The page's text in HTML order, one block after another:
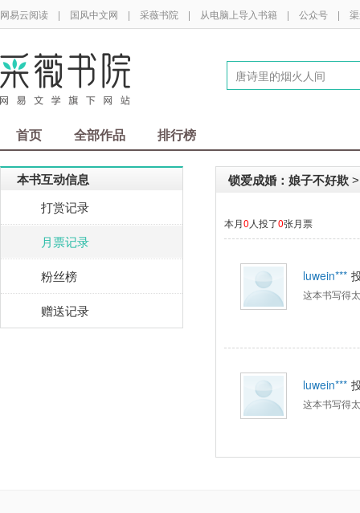
网易云阅读 | 国风中文网 | 采薇书院 | 从电脑上导入书籍 | 公众号 |
首页 全部作品 排行榜
本书互动信息
打赏记录
月票记录
粉丝榜
赠送记录
锁爱成婚：娘子不好欺 >
本月0 人投了0张月票
luwein***
这本书写得
luwein***
这本书写得